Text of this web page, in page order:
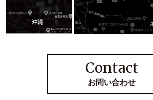
Contact
お問い合わせ